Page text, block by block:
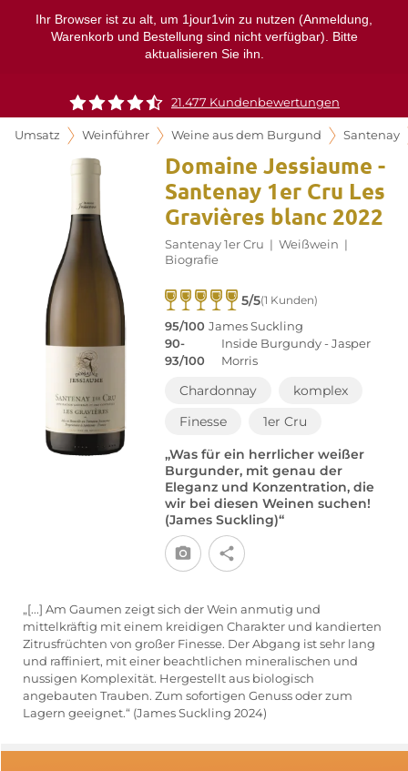
Ihr Browser ist zu alt, um 1jour1vin zu nutzen (Anmeldung,
Warenkorb und Bestellung sind nicht verfügbar). Bitte
aktualisieren Sie ihn.
21.477 Kundenbewertungen
Umsatz Weinführer Weine aus dem Burgund Santenay
Domaine Jessiaume -
Santenay 1er Cru Les
Gravières blanc 2022
Santenay 1er Cru | Weißwein |
Biografie
5/5(1 Kunden)
95/100 James Suckling
90-
93/100
Inside Burgundy - Jasper
Morris
Chardonnay
komplex
Finesse
1er Cru
„Was für ein herrlicher weißer
Burgunder, mit genau der
Eleganz und Konzentration, die
wir bei diesen Weinen suchen!
(James Suckling)“
„[...] Am Gaumen zeigt sich der Wein anmutig und
mittelkräftig mit einem kreidigen Charakter und kandierten
Zitrusfrüchten von großer Finesse. Der Abgang ist sehr lang
und raffiniert, mit einer beachtlichen mineralischen und
nussigen Komplexität. Hergestellt aus biologisch
angebauten Trauben. Zum sofortigen Genuss oder zum
Lagern geeignet.“ (James Suckling 2024)